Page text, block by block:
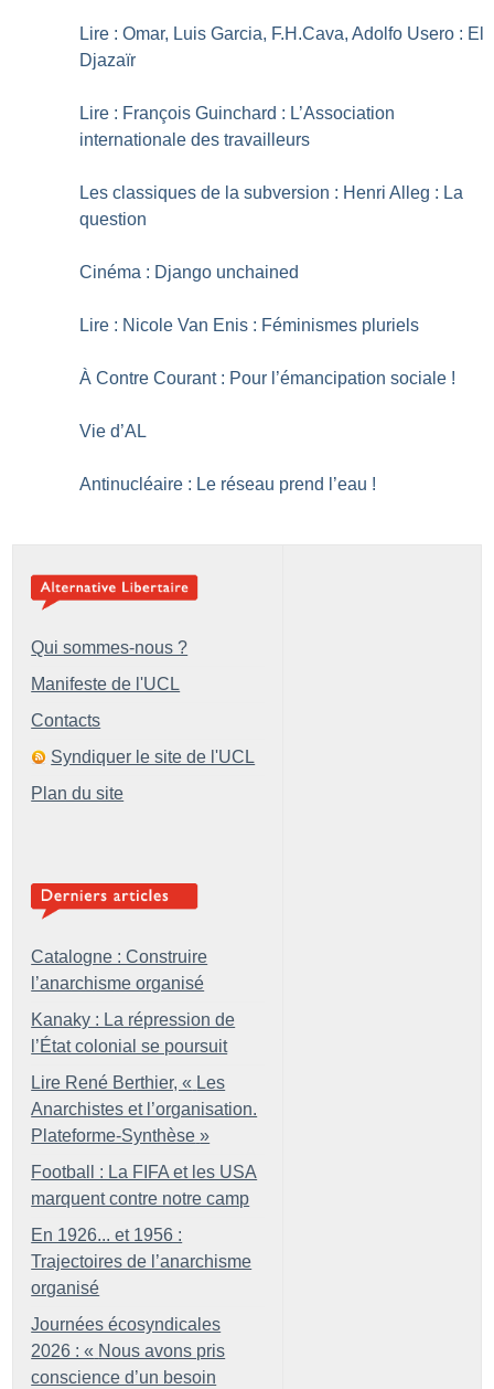
Lire : Omar, Luis Garcia, F.H.Cava, Adolfo Usero : El
Djazaïr
Lire : François Guinchard : L’Association
internationale des travailleurs
Les classiques de la subversion : Henri Alleg : La
question
Cinéma : Django unchained
Lire : Nicole Van Enis : Féminismes pluriels
À Contre Courant : Pour l’émancipation sociale !
Vie d’AL
Antinucléaire : Le réseau prend l’eau !
Qui sommes-nous ?
Manifeste de l'UCL
Contacts
Syndiquer le site de l'UCL
Plan du site
Catalogne : Construire
l’anarchisme organisé
Kanaky : La répression de
l’État colonial se poursuit
Lire René Berthier, « Les
Anarchistes et l’organisation.
Plateforme-Synthèse »
Football : La FIFA et les USA
marquent contre notre camp
En 1926... et 1956 :
Trajectoires de l’anarchisme
organisé
Journées écosyndicales
2026 : « Nous avons pris
conscience d’un besoin